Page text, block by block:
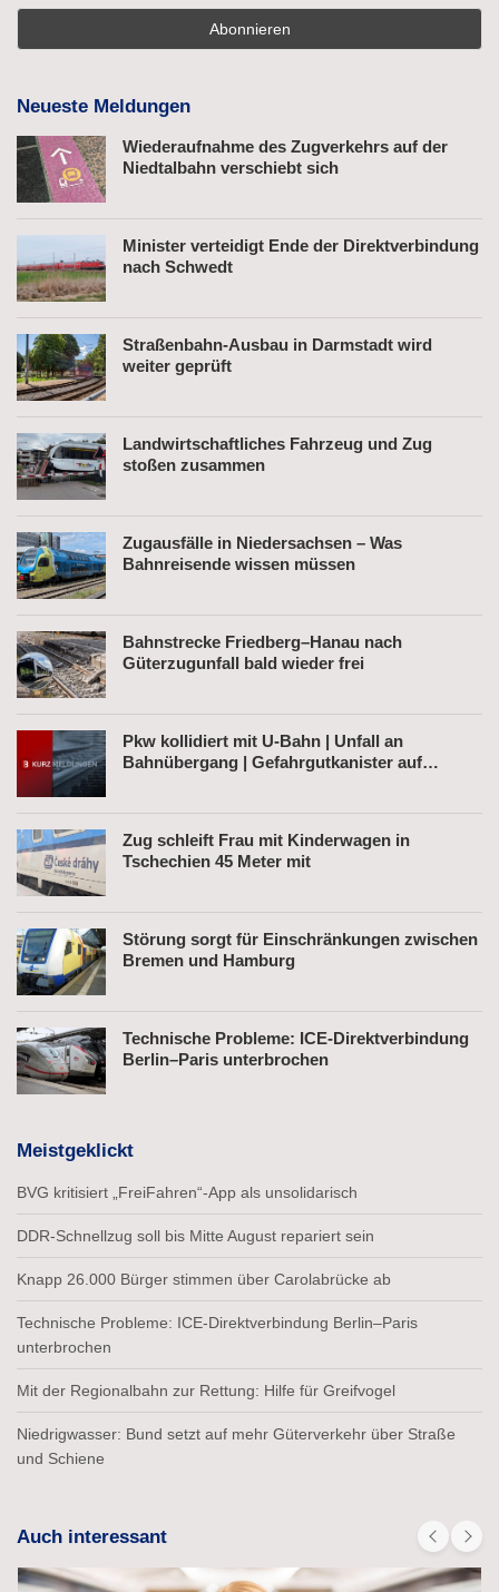
Neueste Meldungen
Wiederaufnahme des Zugverkehrs auf der
Niedtalbahn verschiebt sich
Minister verteidigt Ende der Direktverbindung
nach Schwedt
Straßenbahn-Ausbau in Darmstadt wird
weiter geprüft
Landwirtschaftliches Fahrzeug und Zug
stoßen zusammen
Zugausfälle in Niedersachsen – Was
Bahnreisende wissen müssen
Bahnstrecke Friedberg–Hanau nach
Güterzugunfall bald wieder frei
Pkw kollidiert mit U-Bahn | Unfall an
Bahnübergang | Gefahrgutkanister auf
Zug schleift Frau mit Kinderwagen in
Tschechien 45 Meter mit
Störung sorgt für Einschränkungen zwischen
Bremen und Hamburg
Technische Probleme: ICE-Direktverbindung
Berlin–Paris unterbrochen
Meistgeklickt
BVG kritisiert „FreiFahren“-App als unsolidarisch
DDR-Schnellzug soll bis Mitte August repariert sein
Knapp 26.000 Bürger stimmen über Carolabrücke ab
Technische Probleme: ICE-Direktverbindung Berlin–Paris
unterbrochen
Mit der Regionalbahn zur Rettung: Hilfe für Greifvogel
Niedrigwasser: Bund setzt auf mehr Güterverkehr über Straße
und Schiene
Auch interessant